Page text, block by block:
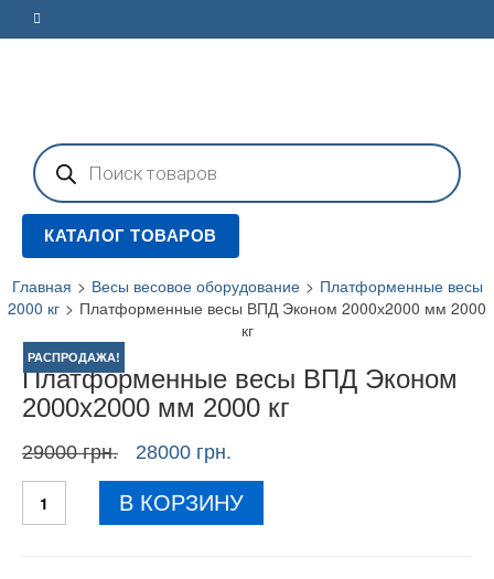
Поиск
товаров
КАТАЛОГ ТОВАРОВ
Главная > Весы весовое оборудование > Платформенные весы
2000 кг > Платформенные весы ВПД Эконом 2000х2000 мм 2000
кг
РАСПРОДАЖА!
Платформенные весы ВПД Эконом
2000х2000 мм 2000 кг
29000грн.
Первоначальная
составляла
29000 грн..
28000 грн.
28000 грн..
товара
В КОРЗИНУ